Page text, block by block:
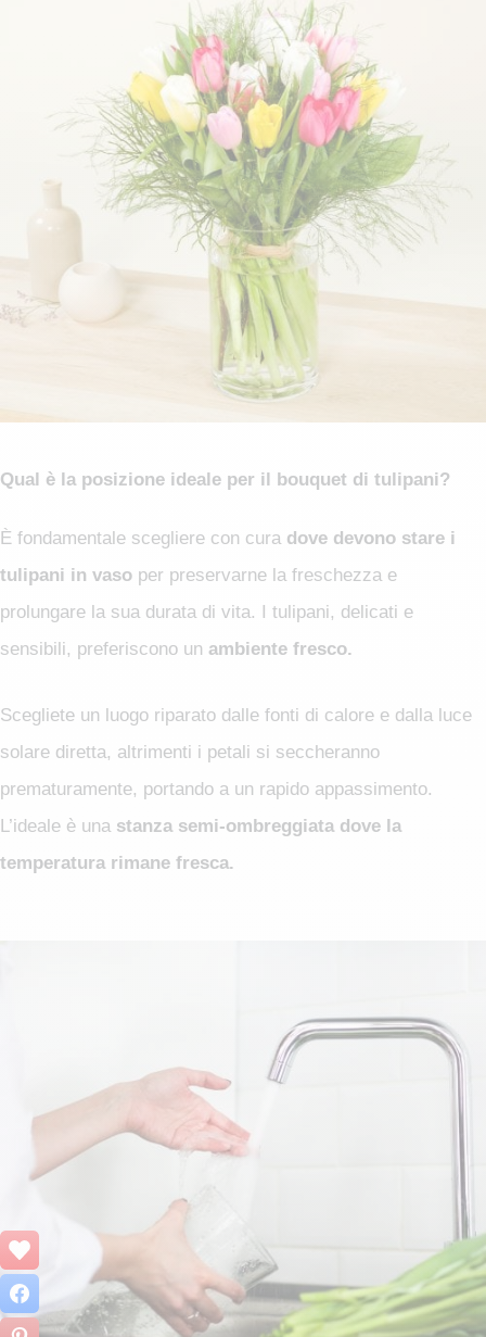
Qual è la posizione ideale per il bouquet di tulipani?
È fondamentale scegliere con cura dove devono stare i
tulipani in vaso per preservarne la freschezza e
prolungare la sua durata di vita. I tulipani, delicati e
sensibili, preferiscono un ambiente fresco.
Scegliete un luogo riparato dalle fonti di calore e dalla luce
solare diretta, altrimenti i petali si seccheranno
prematuramente, portando a un rapido appassimento.
L’ideale è una stanza semi-ombreggiata dove la
temperatura rimane fresca.